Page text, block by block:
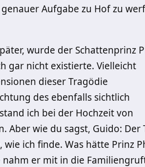
Aufgabe zu Hof zu
wurde der Schattenprinz
gar nicht existierte. Vielleicht
dieser Tragödie
des ebenfalls sichtlich
ich bei der Hochzeit von
Aber wie du sagst, Guido: Der
ich finde. Was hätte Prinz
nahm er mit in die